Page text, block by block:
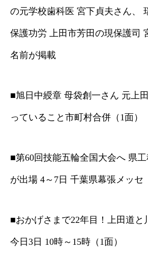
の元学校歯科医 宮下貞夫さん、
保護功労 上田市芳田の現保護司
名前が掲載
■旭日中綬章 母袋創一さん 元上
っていること市町村合併（1面）
■第60回技能五輪全国大会へ 県
が出場 4～7日 千葉県幕張メッセ
■おかげさまで22年目！上田道と
今日3日 10時～15時（1面）